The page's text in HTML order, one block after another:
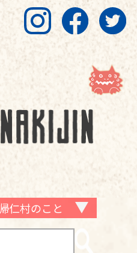
仁村のこと